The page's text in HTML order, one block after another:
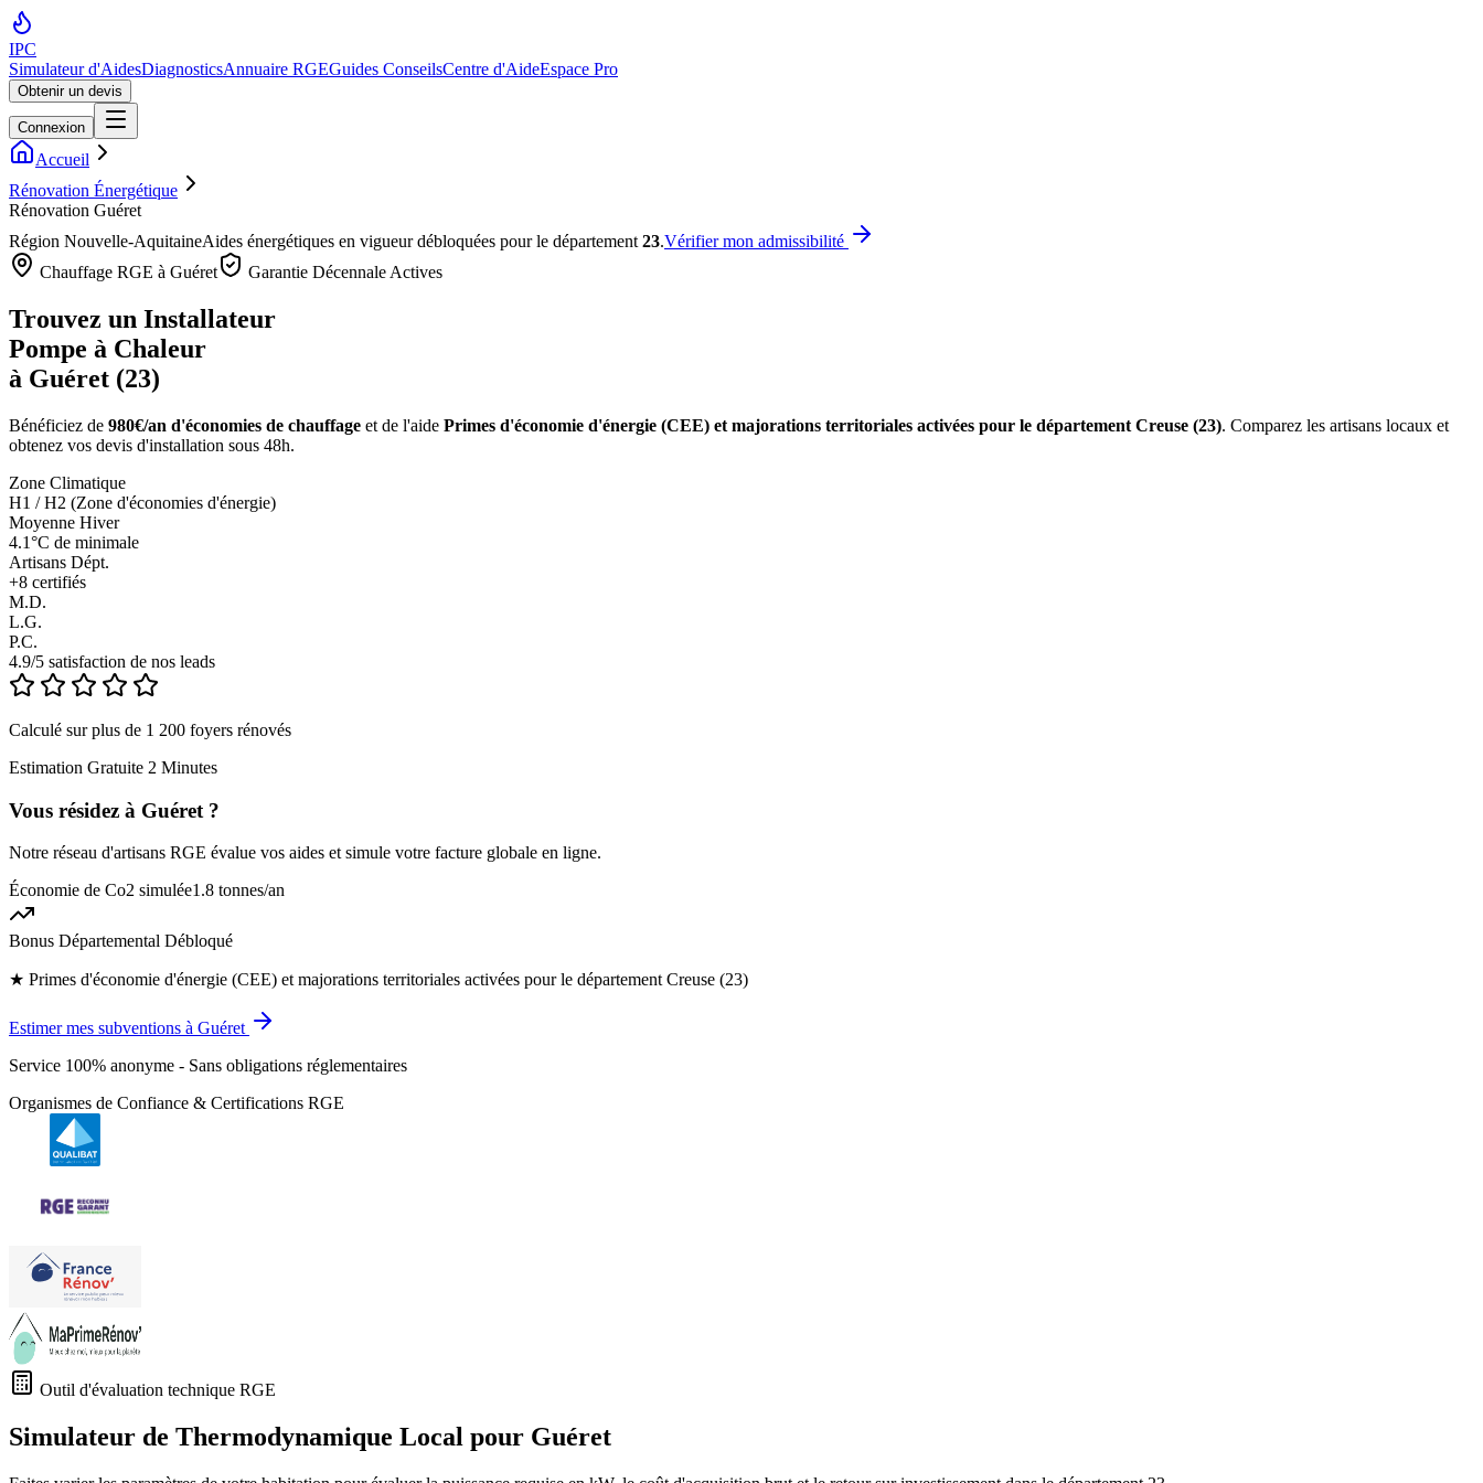
IPC
Simulateur d'AidesDiagnosticsAnnuaire RGEGuides ConseilsCentre d'AideEspace Pro
Obtenir un devis
Connexion
Accueil
Rénovation Énergétique
Rénovation Guéret
Région Nouvelle-AquitaineAides énergétiques en vigueur débloquées pour le département 23.Vérifier mon admissibilité
Chauffage RGE à Guéret Garantie Décennale Actives
Trouvez un Installateur
Pompe à Chaleur
à Guéret (23)
Bénéficiez de 980€/an d'économies de chauffage et de l'aide Primes d'économie d'énergie (CEE) et majorations territoriales activées pour le département Creuse (23). Comparez les artisans locaux et
obtenez vos devis d'installation sous 48h.
Zone Climatique
H1 / H2 (Zone d'économies d'énergie)
Moyenne Hiver
4.1°C de minimale
Artisans Dépt.
+8 certifiés
M.D.
L.G.
P.C.
4.9/5 satisfaction de nos leads
Calculé sur plus de 1 200 foyers rénovés
Estimation Gratuite 2 Minutes
Vous résidez à Guéret ?
Notre réseau d'artisans RGE évalue vos aides et simule votre facture globale en ligne.
Économie de Co2 simulée1.8 tonnes/an
Bonus Départemental Débloqué
★ Primes d'économie d'énergie (CEE) et majorations territoriales activées pour le département Creuse (23)
Estimer mes subventions à Guéret
Service 100% anonyme - Sans obligations réglementaires
Organismes de Confiance & Certifications RGE
Outil d'évaluation technique RGE
Simulateur de Thermodynamique Local pour Guéret